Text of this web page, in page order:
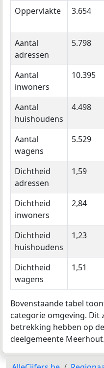
Oppervlakte 3.654
Aantal
adressen
5.798
Aantal
inwoners
10.395
Aantal
huishoudens
4.498
Aantal
wagens
5.529
Dichtheid
adressen
1,59
Dichtheid
inwoners
2,84
Dichtheid
huishoudens
1,23
Dichtheid
wagens
1,51
Bovenstaande tabel
categorie omgeving. Dit
betrekking hebben op
deelgemeente Meerhout.